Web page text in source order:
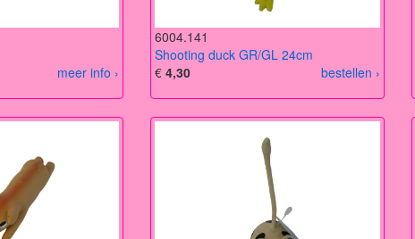
meer info ›
6004.141
Shooting duck GR/GL 24cm
bestellen ›
€ 4,30